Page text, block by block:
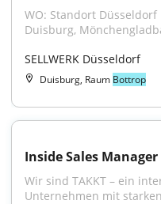
WO: Standort
Duisburg,
SELLWERK Düsseldorf
Duisburg, Raum Bottrop
Inside Sales
Wir sind TAKKT – ein
Unternehmen mit